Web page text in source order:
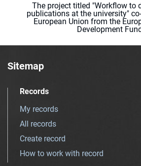
The project titled "Workflow to
publications at the university"
European Union from the
Development
Sitemap
Records
My records
All records
Create record
How to work with record